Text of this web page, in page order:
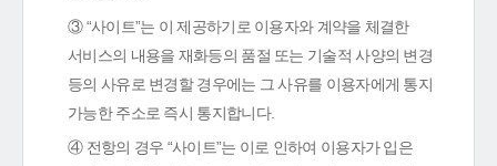
③ “사이트”는 이 제공하기로 이용자와 계약을 체결한
서비스의 내용을 재화등의 품절 또는 기술적 사양의 변경
등의 사유로 변경할 경우에는 그 사유를 이용자에게 통지
가능한 주소로 즉시 통지합니다.
④ 전항의 경우 “사이트”는 이로 인하여 이용자가 입은